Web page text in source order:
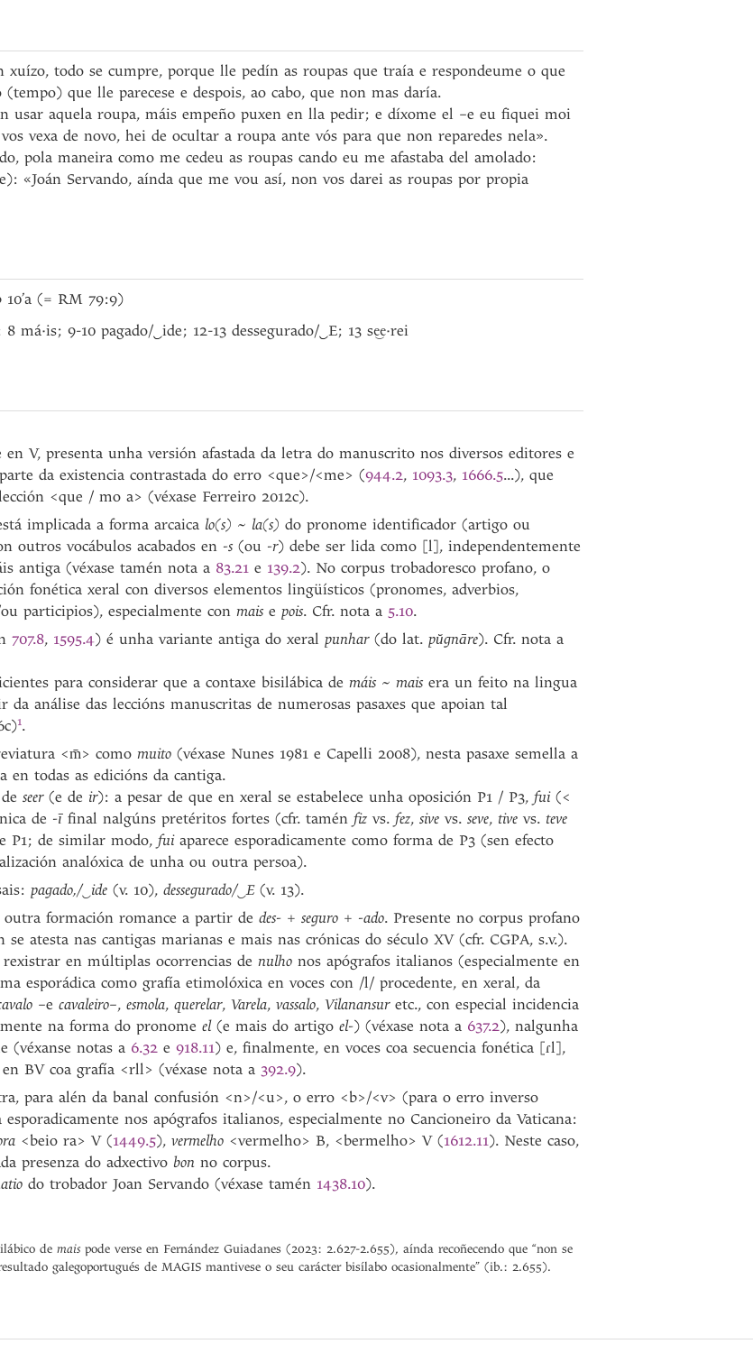
todo se cumpre, porque lle pedín as roupas que traía e respondeume o que
que lle parecese e despois, ao cabo, que non mas daría.
usar aquela roupa, máis empeño puxen en lla pedir; e díxome el –e eu fiquei moi
vexa de novo, hei de ocultar a roupa ante vós para que non reparedes nela».
pola maneira como me cedeu as roupas cando eu me afastaba del amolado:
«Joán Servando, aínda que me vou así, non vos darei as roupas por propia
10’a (= RM 79:9)
8 má·is; 9-10 pagado/ ide; 12-13 dessegurado/ E; 13 se͜e·rei
en V, presenta unha versión afastada da letra do manuscrito nos diversos editores e
da existencia contrastada do erro <que>/<me> (944.2, 1093.3, 1666.5...), que
<que / mo a> (véxase Ferreiro 2012c).
implicada a forma arcaica lo(s) ~ la(s) do pronome identificador (artigo ou
outros vocábulos acabados en -s (ou -r) debe ser lida como [l], independentemente
antiga (véxase tamén nota a 83.21 e 139.2). No corpus trobadoresco profano, o
fonética xeral con diversos elementos lingüísticos (pronomes, adverbios,
participios), especialmente con mais e pois. Cfr. nota a 5.10.
707.8, 1595.4) é unha variante antiga do xeral punhar(do lat. pŭgnāre). Cfr. nota a
para considerar que a contaxe bisilábica de máis ~ mais era un feito na lingua
da análise das leccións manuscritas de numerosas pasaxes que apoian tal
)1.
<m̄> como muito (véxase Nunes 1981 e Capelli 2008), nesta pasaxe semella a
en todas as edicións da cantiga.
seer(e de ir): a pesar de que en xeral se estabelece unha oposición P1 / P3, fui (<
de -īfinal nalgúns pretéritos fortes (cfr. tamén fizvs. fez, sivevs. seve, tivevs. teve
P1; de similar modo, fui aparece esporadicamente como forma de P3 (sen efecto
analóxica de unha ou outra persoa).
pagado,/‿ide (v. 10), dessegurado/‿E(v. 13).
outra formación romance a partir de des- + seguro + -ado. Presente no corpus profano
se atesta nas cantigas marianas e mais nas crónicas do século XV (cfr. CGPA, s.v.).
rexistrar en múltiplas ocorrencias de nulho nos apógrafos italianos (especialmente en
esporádica como grafía etimolóxica en voces con /l/ procedente, en xeral, da
–e cavaleiro–, esmola, querelar, Varela, vassalo, Vilanansur etc., con especial incidencia
na forma do pronome el(e mais do artigo el-) (véxase nota a 637.2), nalgunha
(véxanse notas a 6.32 e 918.11) e, finalmente, en voces coa secuencia fonética [ɾl],
BV coa grafía <rll> (véxase nota a 392.9).
para alén da banal confusión <n>/<u>, o erro <b>/<v> (para o erro inverso
nos apógrafos italianos, especialmente no Cancioneiro da Vaticana:
<beio ra> V (1449.5), vermelho <vermelho> B, <bermelho> V (1612.11). Neste caso,
presenza do adxectivo bon no corpus.
do trobador Joan Servando (véxase tamén 1438.10).
de mais pode verse en Fernández Guiadanes (2023: 2.627-2.655), aínda recoñecendo que “non se
galegoportugués de MAGIS mantivese o seu carácter bisílabo ocasionalmente” (ib.: 2.655).